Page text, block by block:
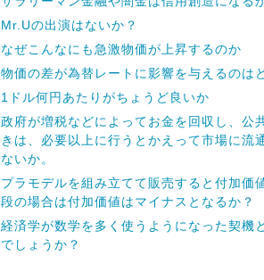
Mr.Uの出演はないか？
なぜこんなにも急激物価が上昇するのか
物価の差が為替レートに影響を与えるのは
1ドル何円あたりがちょうど良いか
政府が増税などによってお金を回収し、公
きは、必要以上に行うとかえって市場に流
ないか。
プラモデルを組み立てて販売すると付加価
段の場合は付加価値はマイナスとなるか？
経済学が数学を多く使うようになった契機
でしょうか？